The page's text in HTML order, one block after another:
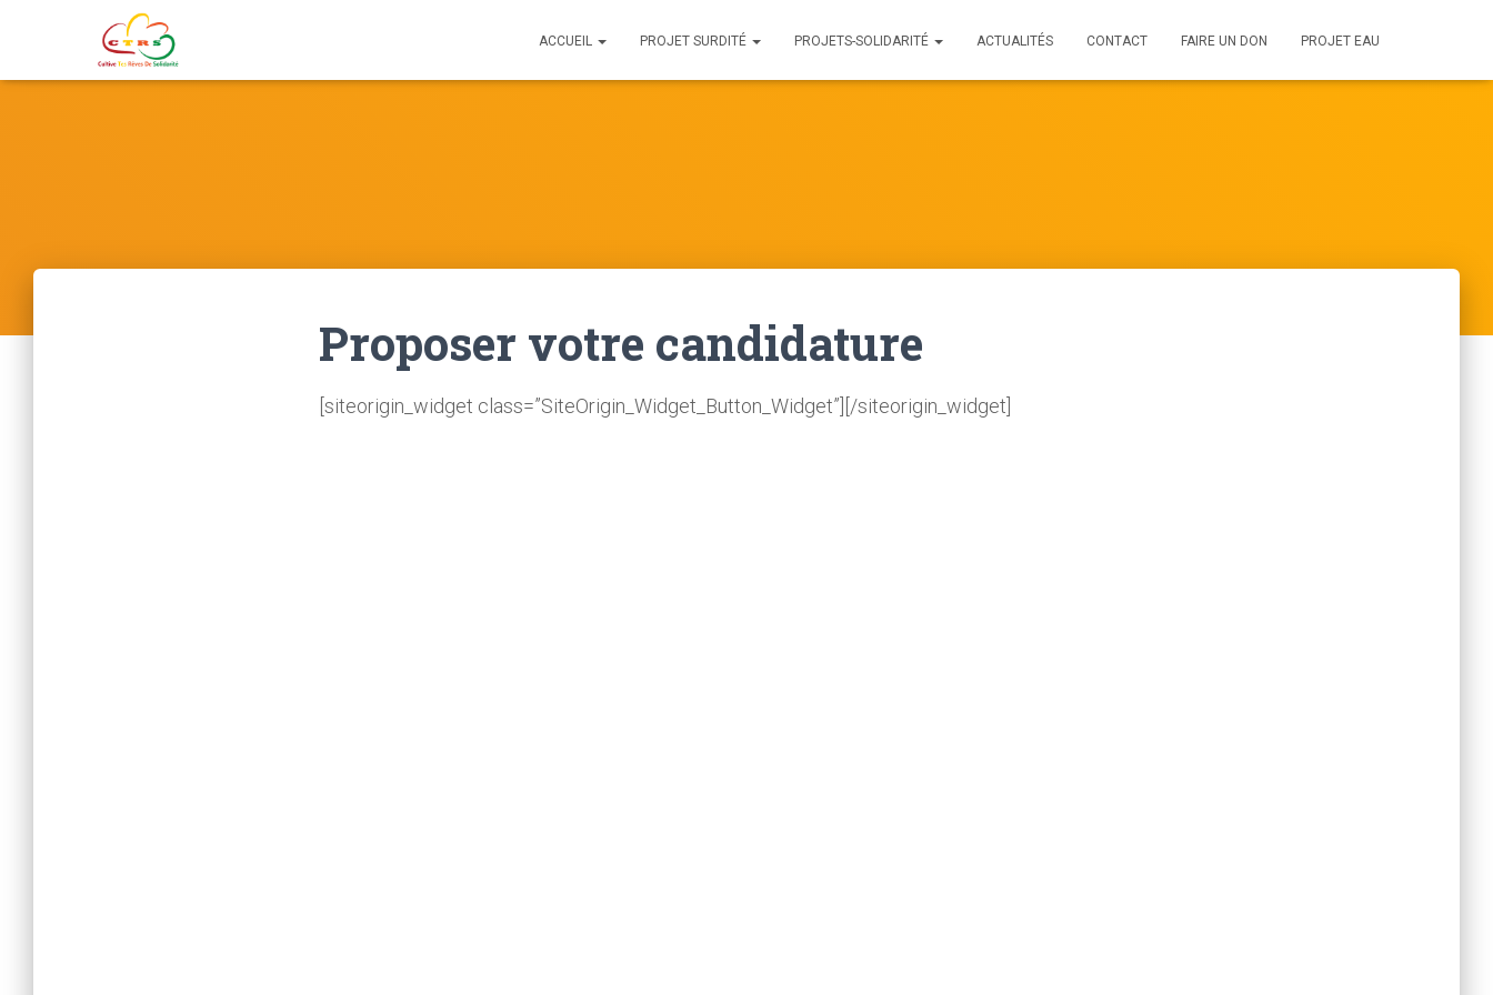
ACCUEIL PROJET SURDITÉ PROJETS-SOLIDARITÉ ACTUALITÉS CONTACT FAIRE UN DON PROJET EAU
Proposer votre candidature
[siteorigin_widget class=”SiteOrigin_Widget_Button_Widget”] [/siteorigin_widget]